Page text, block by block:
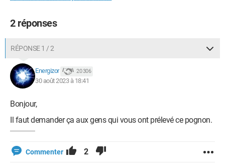
2 réponses
RÉPONSE 1 / 2
Energizor 20 306
30 août 2023 à 18:41
Bonjour,
Il faut demander ça aux gens qui vous ont prélevé ce pognon.
Commenter 2